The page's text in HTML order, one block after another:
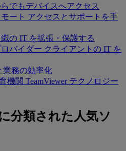
でもデバイスへアクセス
モート アクセスとサポートを手
の IT を拡張・保護する
バイダー クライアントの IT を
業務の効率化
機関 TeamViewer テクノロジー
分類された人気ソ